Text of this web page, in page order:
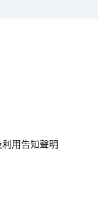
用告知聲明